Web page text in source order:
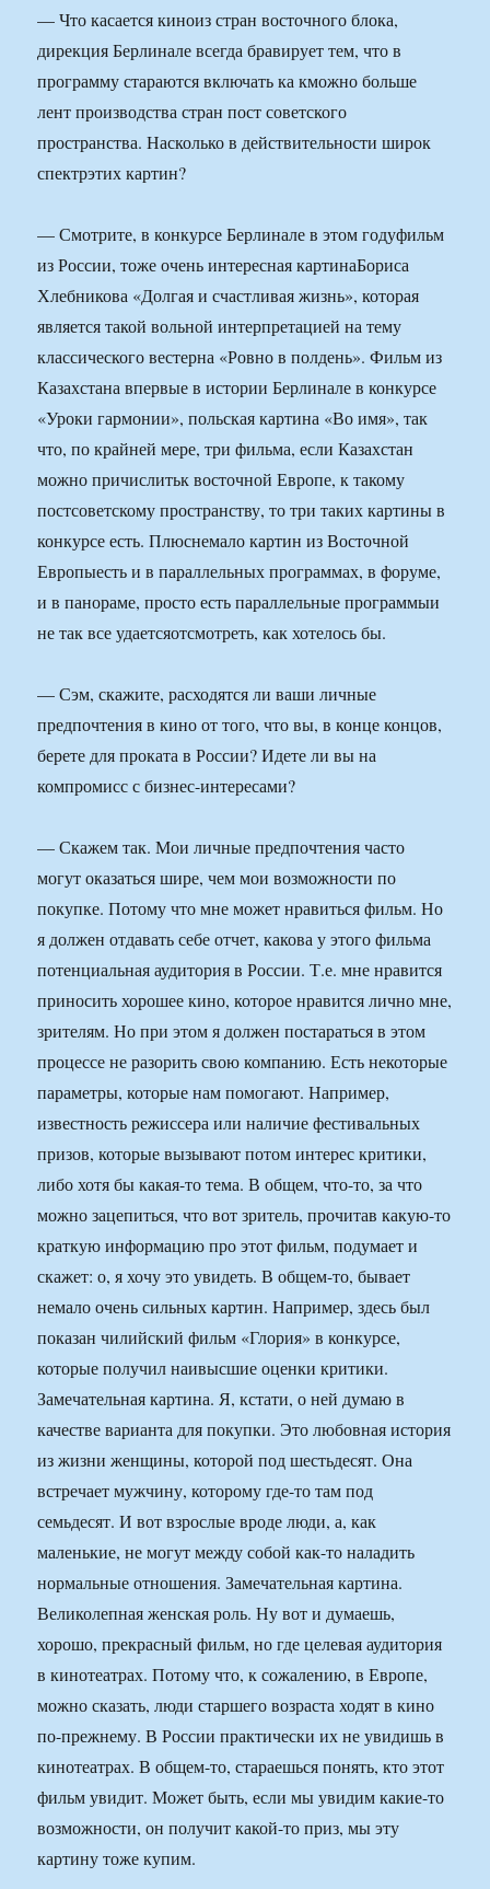
— Что касается киноиз стран восточного блока,
дирекция Берлинале всегда бравирует тем, что в
программу стараются включать ка кможно больше
лент производства стран пост советского
пространства. Насколько в действительности широк
спектрэтих картин?
— Смотрите, в конкурсе Берлинале в этом годуфильм
из России, тоже очень интересная картинаБориса
Хлебникова «Долгая и счастливая жизнь», которая
является такой вольной интерпретацией на тему
классического вестерна «Ровно в полдень». Фильм из
Казахстана впервые в истории Берлинале в конкурсе
«Уроки гармонии», польская картина «Во имя», так
что, по крайней мере, три фильма, если Казахстан
можно причислитьк восточной Европе, к такому
постсоветскому пространству, то три таких картины в
конкурсе есть. Плюснемало картин из Восточной
Европыесть и в параллельных программах, в форуме,
и в панораме, просто есть параллельные программыи
не так все удаетсяотсмотреть, как хотелось бы.
— Сэм, скажите, расходятся ли ваши личные
предпочтения в кино от того, что вы, в конце концов,
берете для проката в России? Идете ли вы на
компромисс с бизнес-интересами?
— Скажем так. Мои личные предпочтения часто
могут оказаться шире, чем мои возможности по
покупке. Потому что мне может нравиться фильм. Но
я должен отдавать себе отчет, какова у этого фильма
потенциальная аудитория в России. Т.е. мне нравится
приносить хорошее кино, которое нравится лично мне,
зрителям. Но при этом я должен постараться в этом
процессе не разорить свою компанию. Есть некоторые
параметры, которые нам помогают. Например,
известность режиссера или наличие фестивальных
призов, которые вызывают потом интерес критики,
либо хотя бы какая-то тема. В общем, что-то, за что
можно зацепиться, что вот зритель, прочитав какую-то
краткую информацию про этот фильм, подумает и
скажет: о, я хочу это увидеть. В общем-то, бывает
немало очень сильных картин. Например, здесь был
показан чилийский фильм «Глория» в конкурсе,
которые получил наивысшие оценки критики.
Замечательная картина. Я, кстати, о ней думаю в
качестве варианта для покупки. Это любовная история
из жизни женщины, которой под шестьдесят. Она
встречает мужчину, которому где-то там под
семьдесят. И вот взрослые вроде люди, а, как
маленькие, не могут между собой как-то наладить
нормальные отношения. Замечательная картина.
Великолепная женская роль. Ну вот и думаешь,
хорошо, прекрасный фильм, но где целевая аудитория
в кинотеатрах. Потому что, к сожалению, в Европе,
можно сказать, люди старшего возраста ходят в кино
по-прежнему. В России практически их не увидишь в
кинотеатрах. В общем-то, стараешься понять, кто этот
фильм увидит. Может быть, если мы увидим какие-то
возможности, он получит какой-то приз, мы эту
картину тоже купим.